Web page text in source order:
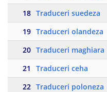
18 Traduceri suedeza
19 Traduceri olandeza
20 Traduceri maghiara
21
Traduceri ceha
22 Traduceri poloneza